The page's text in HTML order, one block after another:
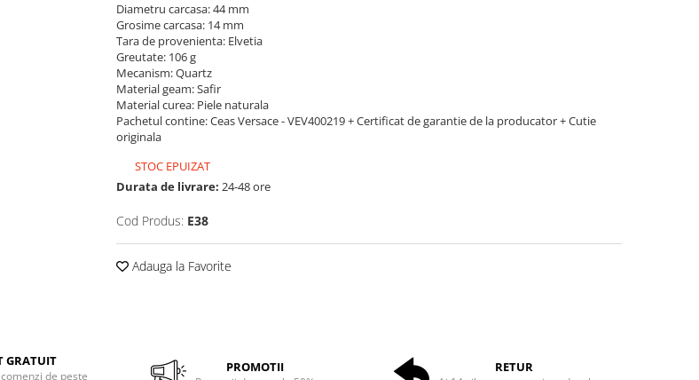
Diametru carcasa: 44 mm
Grosime carcasa: 14 mm
Tara de provenienta: Elvetia
Greutate: 106 g
Mecanism: Quartz
Material geam: Safir
Material curea: Piele naturala
Pachetul contine: Ceas Versace - VEV400219 + Certificat de garantie de la producator + Cutie
originala
STOC EPUIZAT
Durata de livrare: 24-48 ore
Cod Produs: E38
Adauga la Favorite
GRATUIT
de peste
PROMOTII RETUR